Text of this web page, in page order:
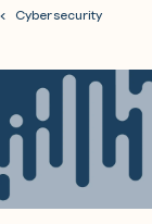
Cybersecurity